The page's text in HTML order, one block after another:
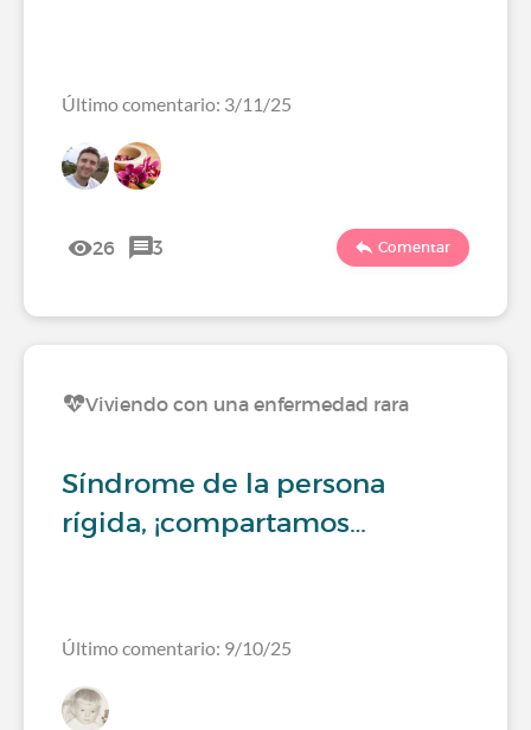
Último comentario: 3/11/25
26 3 Comentar
Viviendo con una enfermedad rara
Síndrome de la persona
rígida, ¡compartamos…
Último comentario: 9/10/25